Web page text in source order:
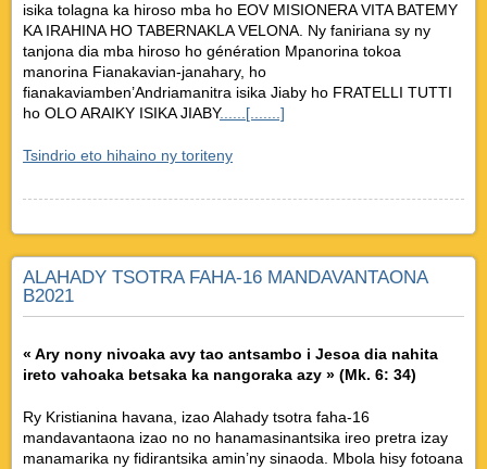
isika tolagna ka hiroso mba ho EOV MISIONERA VITA BATEMY
KA IRAHINA HO TABERNAKLA VELONA. Ny faniriana sy ny
tanjona dia mba hiroso ho génération Mpanorina tokoa
manorina Fianakavian-janahary, ho
fianakaviamben’Andriamanitra isika Jiaby ho FRATELLI TUTTI
ho OLO ARAIKY ISIKA JIABY......[.......]
Tsindrio eto hihaino ny toriteny
ALAHADY TSOTRA FAHA-16 MANDAVANTAONA
B2021
« Ary nony nivoaka avy tao antsambo i Jesoa dia nahita
ireto vahoaka betsaka ka nangoraka azy » (Mk. 6: 34)
Ry Kristianina havana, izao Alahady tsotra faha-16
mandavantaona izao no no hanamasinantsika ireo pretra izay
manamarika ny fidirantsika amin’ny sinaoda. Mbola hisy fotoana